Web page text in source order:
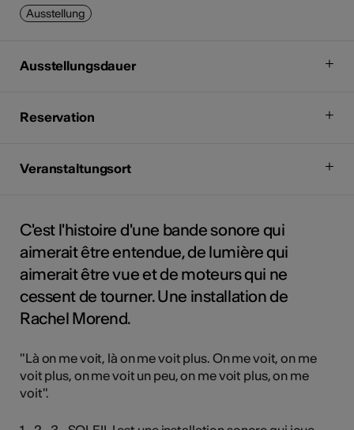
Ausstellung
Ausstellungsdauer
Reservation
Veranstaltungsort
C'est l'histoire d'une bande sonore qui
aimerait être entendue, de lumière qui
aimerait être vue et de moteurs qui ne
cessent de tourner. Une installation de
Rachel Morend.
"Là on me voit, là on me voit plus. On me voit, on me
voit plus, on me voit un peu, on me voit plus, on me
voit".